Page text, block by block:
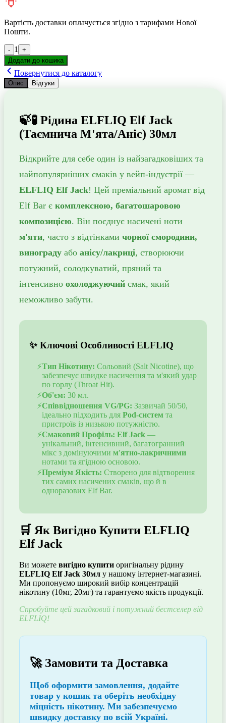
Вартість доставки оплачується згідно з тарифами Нової
Пошти.
- 1
+
Додати до кошика
Повернутися до каталогу
Опис Відгуки
🍃🧪 Рідина ELFLIQ Elf Jack
(Таємнича М'ята/Аніс) 30мл
Відкрийте для себе один із найзагадковіших та
найпопулярніших смаків у вейп-індустрії —
ELFLIQ Elf Jack! Цей преміальний аромат від
Elf Bar є комплексною, багатошаровою
композицією. Він поєднує насичені ноти
м'яти, часто з відтінками чорної смородини,
винограду або анісу/лакриці, створюючи
потужний, солодкуватий, пряний та
інтенсивно охолоджуючий смак, який
неможливо забути.
✨ Ключові Особливості ELFLIQ
Тип Нікотину: Сольовий (Salt Nicotine), що
забезпечує швидке насичення та м'який удар
по горлу (Throat Hit).
Об'єм: 30 мл.
Співвідношення VG/PG: Зазвичай 50/50,
ідеально підходить для Pod-систем та
пристроїв із низькою потужністю.
Смаковий Профіль: Elf Jack —
унікальний, інтенсивний, багатогранний
мікс з домінуючими м'ятно-лакричними
нотами та ягідною основою.
Преміум Якість: Створено для відтворення
тих самих насичених смаків, що й в
одноразових Elf Bar.
🛒 Як Вигідно Купити ELFLIQ
Elf Jack
Ви можете вигідно купити оригінальну рідину
ELFLIQ Elf Jack 30мл у нашому інтернет-магазині.
Ми пропонуємо широкий вибір концентрацій
нікотину (10мг, 20мг) та гарантуємо якість продукції.
Спробуйте цей загадковий і потужний бестселер від
ELFLIQ!
🚀 Замовити та Доставка
Щоб оформити замовлення, додайте
товар у кошик та оберіть необхідну
міцність нікотину. Ми забезпечуємо
швидку доставку по всій Україні.